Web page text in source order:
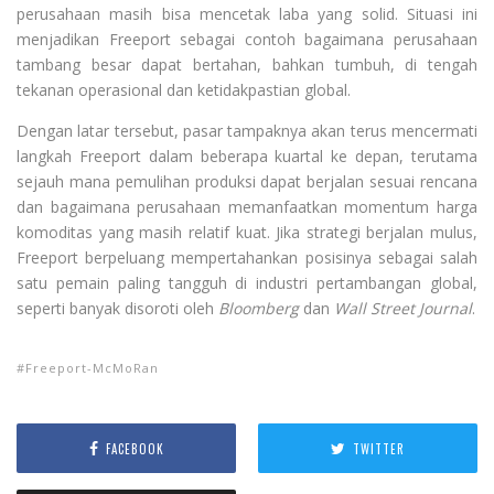
perusahaan masih bisa mencetak laba yang solid. Situasi ini
menjadikan Freeport sebagai contoh bagaimana perusahaan
tambang besar dapat bertahan, bahkan tumbuh, di tengah
tekanan operasional dan ketidakpastian global.
Dengan latar tersebut, pasar tampaknya akan terus mencermati
langkah Freeport dalam beberapa kuartal ke depan, terutama
sejauh mana pemulihan produksi dapat berjalan sesuai rencana
dan bagaimana perusahaan memanfaatkan momentum harga
komoditas yang masih relatif kuat. Jika strategi berjalan mulus,
Freeport berpeluang mempertahankan posisinya sebagai salah
satu pemain paling tangguh di industri pertambangan global,
seperti banyak disoroti oleh Bloombergdan Wall Street Journal.
Freeport-McMoRan
FACEBOOK TWITTER